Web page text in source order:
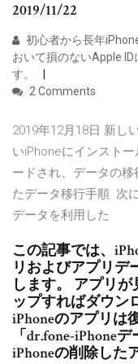
2019/11/22
初心者から長年
おいて損のないApple
す。
2 Comments
2019年12月18日 新し
いiPhoneにインスト
ードされ、データの
たデータ移行手順. 次
データを利用した
この記事では、
リおよびアプリデ
します。 アプリ
ップすればダウン
iPhoneのアプリは
「dr.fone-iPhone
iPhoneの削除した